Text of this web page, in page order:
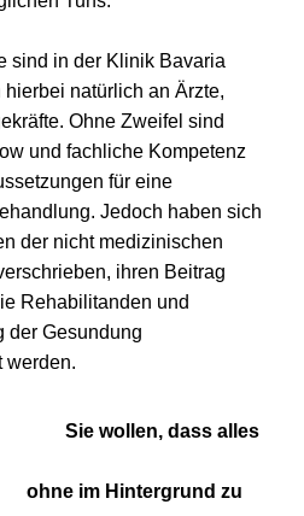
sind in der Klinik Bavaria
natürlich an Ärzte,
Ohne Zweifel sind
und fachliche Kompetenz
für eine
Jedoch haben sich
der nicht medizinischen
ihren Beitrag
Rehabilitanden und
der Gesundung
werden.
dass alles
zu